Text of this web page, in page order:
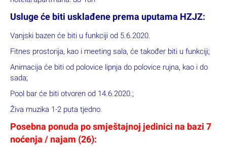
dozvoljeni na upit (doplata cca 60 kn dnevno)
Prijava u hotel/apartmane: od 16h / Odjava iz
hotela/apartmana: do 10h
Usluge će biti usklađene prema uputama HZJZ:
Vanjski bazen će biti u funkciji od 5.6.2020.
Fitnes prostorija, kao i meeting sala, će također biti u funkciji;
Animacija će biti od polovice lipnja do polovice rujna, kao i do
sada;
Pool bar će biti otvoren od 14.6.2020.;
Živa muzika 1-2 puta tjedno.